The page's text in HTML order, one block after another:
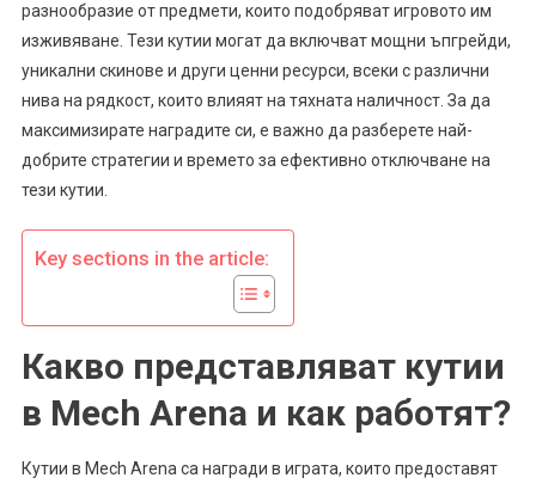
На
Скритите
Артикули
разнообразие от предмети, които подобряват игровото им
изживяване. Тези кутии могат да включват мощни ъпгрейди,
уникални скинове и други ценни ресурси, всеки с различни
нива на рядкост, които влияят на тяхната наличност. За да
максимизирате наградите си, е важно да разберете най-
добрите стратегии и времето за ефективно отключване на
тези кутии.
Key sections in the article:
Какво представляват кутии
в Mech Arena и как работят?
Кутии в Mech Arena са награди в играта, които предоставят